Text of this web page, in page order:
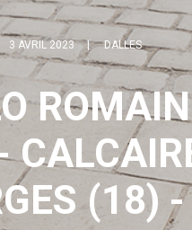
3 AVRIL 2023 | DALLES
(18)